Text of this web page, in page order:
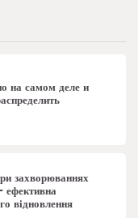
на самом деле и
захворюваннях
ефективна
відновлення